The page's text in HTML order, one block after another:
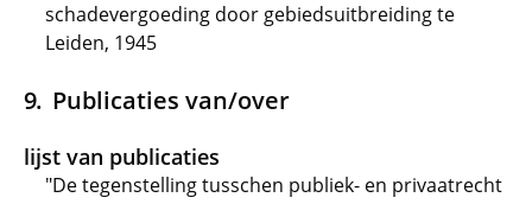
schadevergoeding door gebiedsuitbreiding te
Leiden, 1945
Publicaties van/over
lijst van publicaties
"De tegenstelling tusschen publiek- en privaatrecht